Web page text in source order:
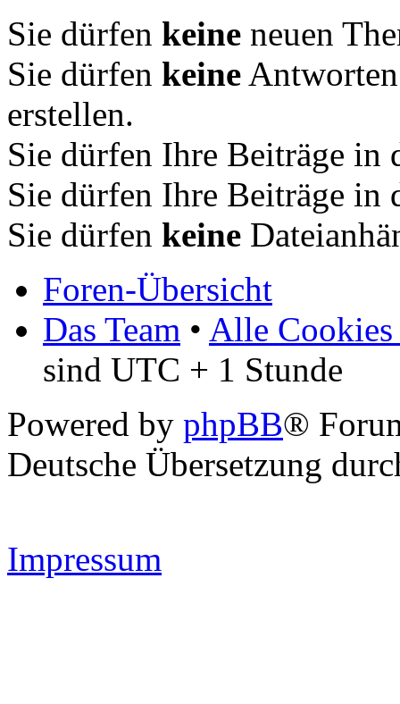
Sie dürfen keine neuen
Sie dürfen keine
erstellen.
Sie dürfen Ihre Beiträge in
Sie dürfen Ihre Beiträge in
Sie dürfen keine
Foren-Übersicht
Das Team • Alle Cookies
sind UTC + 1 Stunde
Powered by phpBB®
Deutsche Übersetzung
Impressum